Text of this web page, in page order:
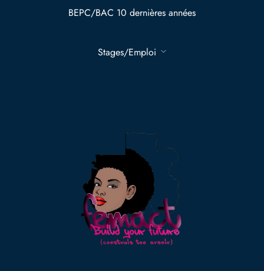
BEPC/BAC 10 dernières années
Stages/Emploi